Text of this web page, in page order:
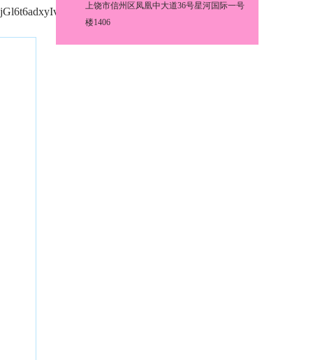
0?
上饶市信州区凤凰中大道36号星河国际一号
楼1406